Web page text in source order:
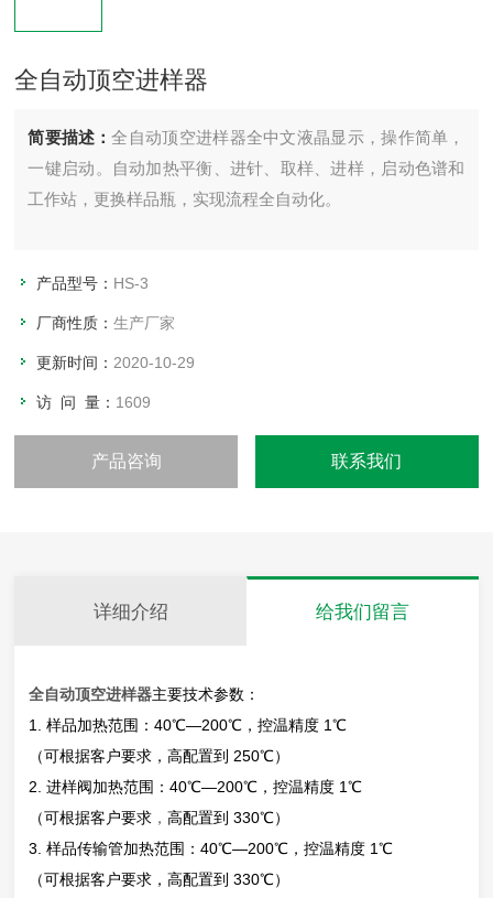
全自动顶空进样器
简要描述：全自动顶空进样器全中文液晶显示，操作简单，
一键启动。自动加热平衡、进针、取样、进样，启动色谱和
工作站，更换样品瓶，实现流程全自动化。
产品型号： HS-3
厂商性质：生产厂家
更新时间： 2020-10-29
访 问 量： 1609
产品咨询 联系我们
详细介绍 给我们留言
全自动顶空进样器主要技术参数：
1. 样品加热范围：40℃—200℃，控温精度 1℃
（可根据客户要求，高配置到 250℃）
2. 进样阀加热范围：40℃—200℃，控温精度 1℃
（可根据客户要求 ，高配置到 330℃）
3. 样品传输管加热范围：40℃—200℃，控温精度 1℃
（可根据客户要求，高配置到 330℃）